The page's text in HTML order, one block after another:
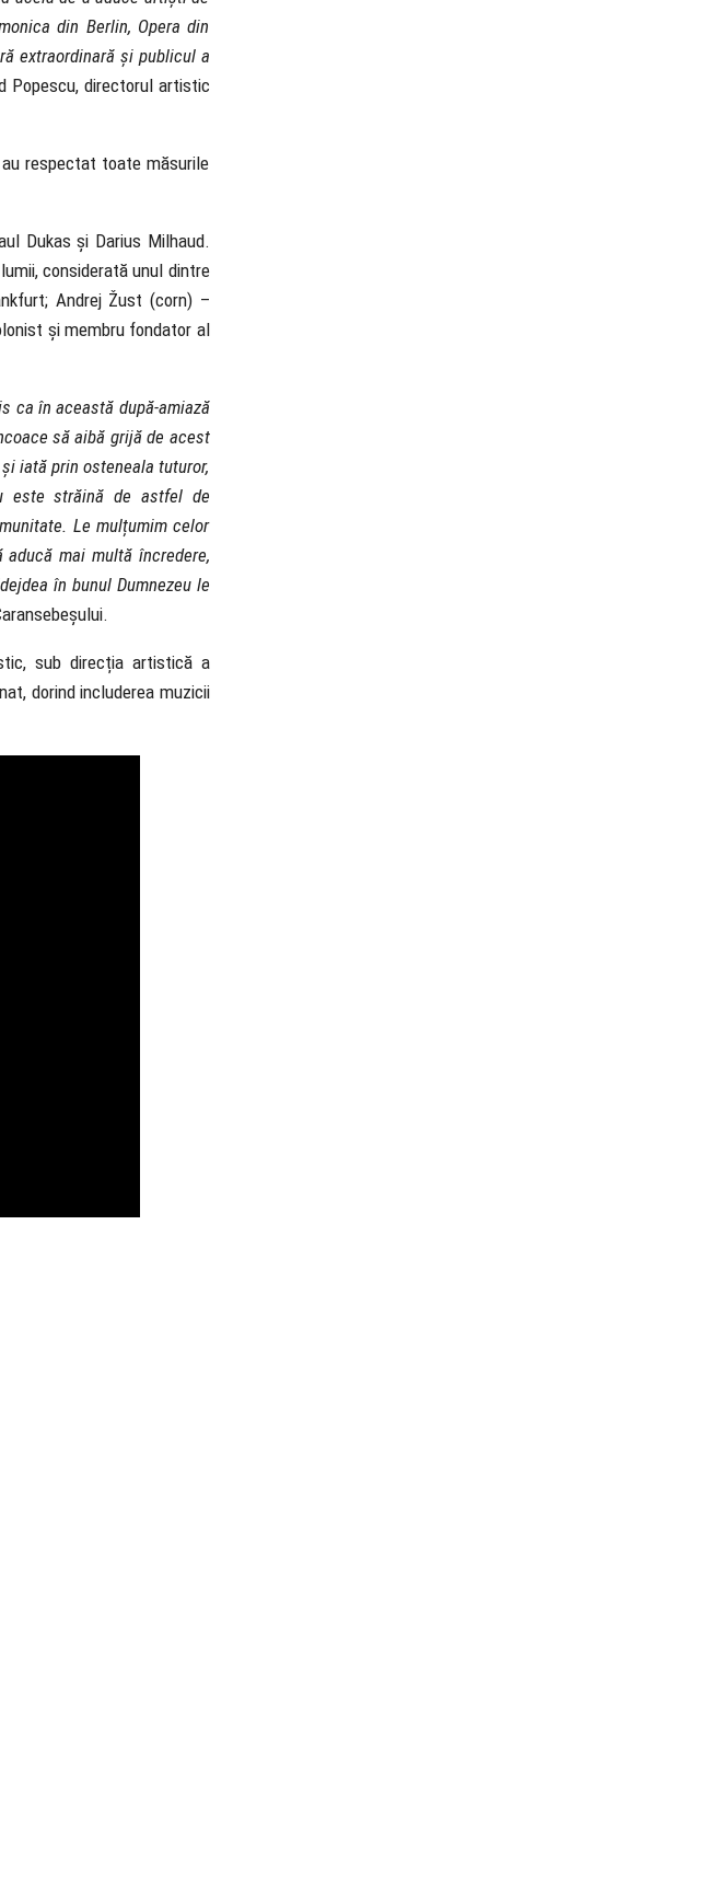
din Berlin, Opera din
extraordinară și publicul a
Popescu, directorul artistic
respectat toate măsurile
Dukas și Darius Milhaud.
considerată unul dintre
Andrej Žust (corn) –
și membru fondator al
ca în această după-amiază
să aibă grijă de acest
iată prin osteneala tuturor,
este străină de astfel de
Le mulțumim celor
mai multă încredere,
în bunul Dumnezeu le
sub direcția artistică a
dorind includerea muzicii